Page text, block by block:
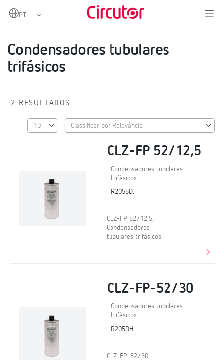
Home
Condensadores BT
Condensadores tubulares
trifásicos
2 RESULTADOS
CLZ-FP 52/12,5
Condensadores tubulares
trifásicos
R2055D.
CLZ-FP 52/12,5,
Condensadores
tubulares trifásicos
CLZ-FP-52/30
Condensadores tubulares
trifásicos
R205DH.
CLZ-FP-52/30,